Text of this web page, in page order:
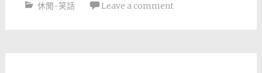
休閒-笑話 Leave a comment